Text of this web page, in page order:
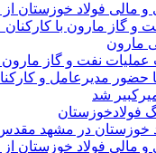
و مالی فولاد خوزستان
گاز مارون با کارکنان
مارون
نفت و گاز
حضور مدیرعامل و
شد
فولادخوزستان
خوزستان در مشهد
و مالی فولاد خوزستان